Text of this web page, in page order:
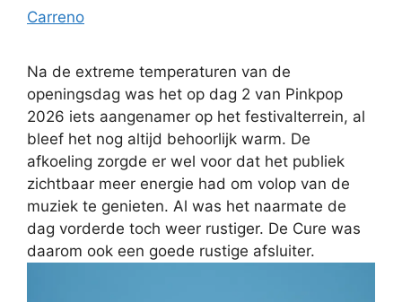
Carreno
Na de extreme temperaturen van de
openingsdag was het op dag 2 van Pinkpop
2026 iets aangenamer op het festivalterrein, al
bleef het nog altijd behoorlijk warm. De
afkoeling zorgde er wel voor dat het publiek
zichtbaar meer energie had om volop van de
muziek te genieten. Al was het naarmate de
dag vorderde toch weer rustiger. De Cure was
daarom ook een goede rustige afsluiter.